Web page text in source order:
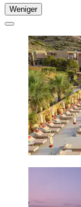
Weniger